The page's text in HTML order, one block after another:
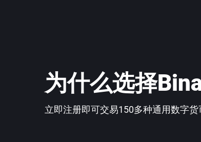
为什么选择
立即注册即可交易150多种通用数字货